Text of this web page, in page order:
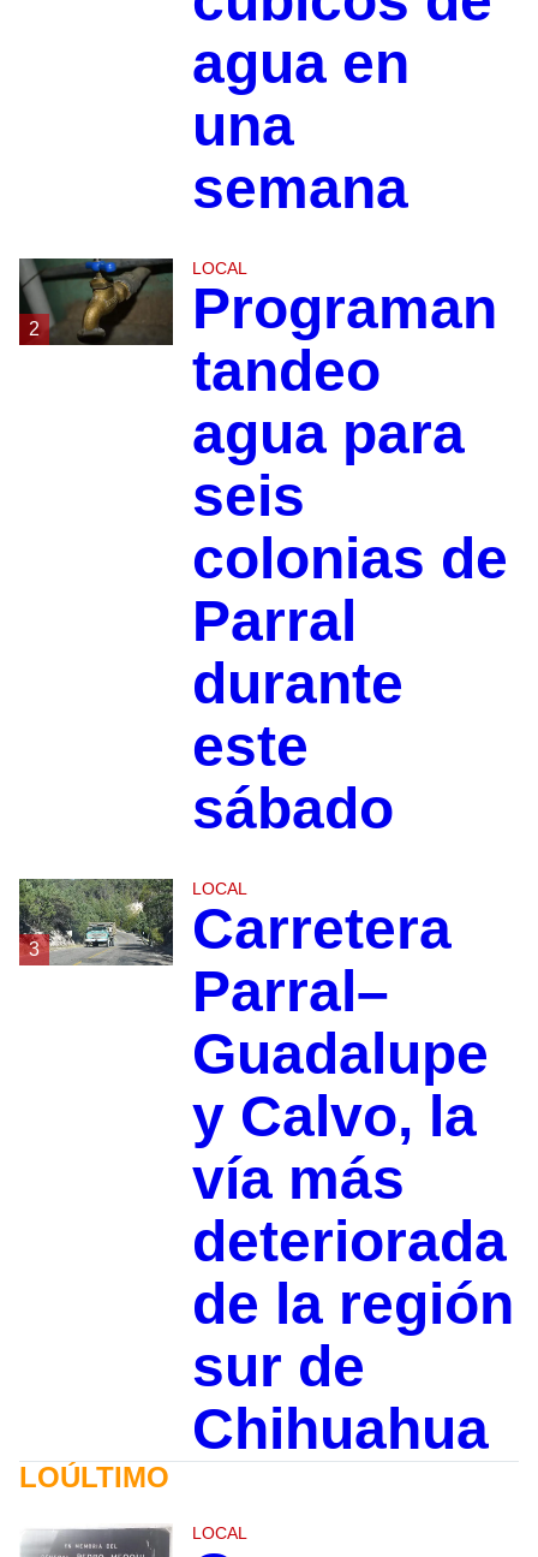
agua en
una
semana
2
LOCAL
Programan
tandeo
agua para
seis
colonias de
Parral
durante
este
sábado
3
LOCAL
Carretera
Parral–
Guadalupe
y Calvo, la
vía más
deteriorada
de la región
sur de
Chihuahua
LOÚLTIMO
LOCAL